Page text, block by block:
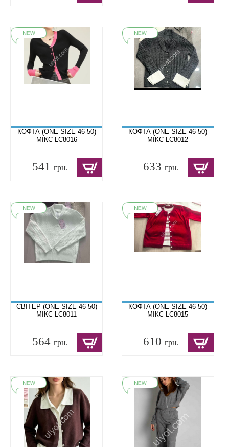
КОФТА (ONE SIZE 46-50)
МІКС LC8016
541 грн.
КОФТА (ONE SIZE 46-50)
МІКС LC8012
633грн.
СВІТЕР (ONE SIZE 46-50)
МІКС LC8011
564 грн.
КОФТА (ONE SIZE 46-50)
МІКС LC8015
610грн.